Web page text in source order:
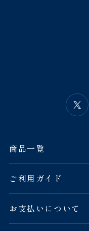
商品一覧
ご利用ガイド
お支払いについて